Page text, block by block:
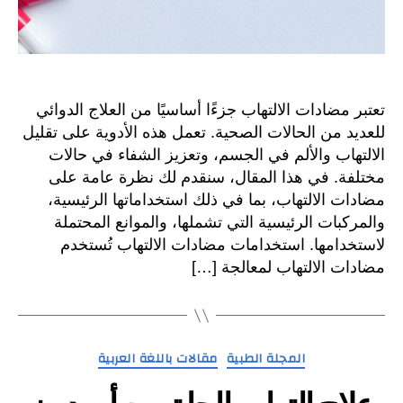
تعتبر مضادات الالتهاب جزءًا أساسيًا من العلاج الدوائي
للعديد من الحالات الصحية. تعمل هذه الأدوية على تقليل
الالتهاب والألم في الجسم، وتعزيز الشفاء في حالات
مختلفة. في هذا المقال، سنقدم لك نظرة عامة على
مضادات الالتهاب، بما في ذلك استخداماتها الرئيسية،
والمركبات الرئيسية التي تشملها، والموانع المحتملة
لاستخدامها. استخدامات مضادات الالتهاب تُستخدم
مضادات الالتهاب لمعالجة […]
التصنيفات المجلة الطبية مقالات باللغة العربية